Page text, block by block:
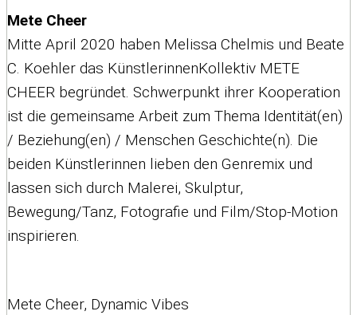
Mete Cheer
Mitte April 2020 haben Melissa Chelmis und Beate
C. Koehler das KünstlerinnenKollektiv METE
CHEER begründet. Schwerpunkt ihrer Kooperation
ist die gemeinsame Arbeit zum Thema Identität(en)
/ Beziehung(en) / Menschen Geschichte(n). Die
beiden Künstlerinnen lieben den Genremix und
lassen sich durch Malerei, Skulptur,
Bewegung/Tanz, Fotografie und Film/Stop-Motion
inspirieren.
Mete Cheer, Dynamic Vibes